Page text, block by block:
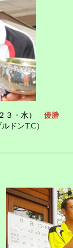
３・水） 優勝
ドンT.C）